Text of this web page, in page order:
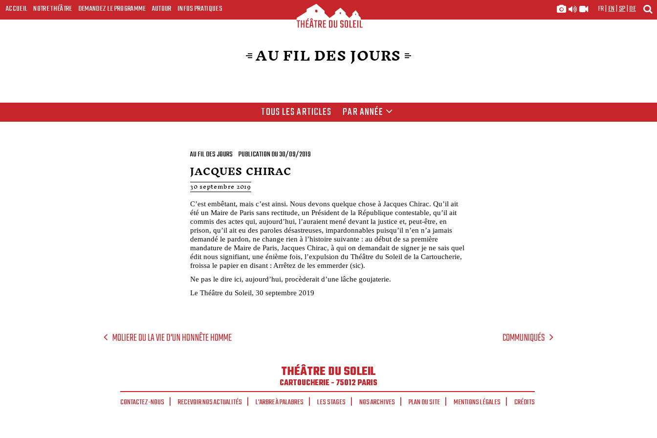
ACCUEIL NOTRE THÉÂTRE DEMANDEZ LE PROGRAMME AUTOUR INFOS PRATIQUES FR|EN|SP|DE
AU FIL DES JOURS
TOUS LES ARTICLES PAR ANNÉE
AU FIL DES JOURS PUBLICATION DU 30/09/2019
JACQUES CHIRAC
30 septembre 2019
C’est embêtant, mais c’est ainsi. Nous devons quelque chose à Jacques Chirac. Qu’il ait
été un Maire de Paris sans rectitude, un Président de la République contestable, qu’il ait
commis des actes qui, aujourd’hui, l’auraient mené devant la justice et, peut-être, en
prison, qu’il ait eu des paroles désastreuses, impardonnables puisqu’il n’en n’a jamais
demandé le pardon, ne change rien à l’histoire suivante : au début de sa première
mandature de Maire de Paris, Jacques Chirac, à qui on demandait de signer je ne sais quel
édit nous signifiant, une énième fois, l’expulsion du Théâtre du Soleil de la Cartoucherie,
froissa le papier en disant : Arrêtez de les emmerder (sic).
Ne pas le dire ici, aujourd’hui, procèderait d’une lâche goujaterie.
Le Théâtre du Soleil, 30 septembre 2019
MOLIERE OU LA VIE D'UN HONNÊTE HOMME COMMUNIQUÉS
THÉÂTRE DU SOLEIL
CARTOUCHERIE - 75012 PARIS
CONTACTEZ-NOUS
RECEVOIR NOS ACTUALITÉS L'ARBRE À PALABRES LES STAGES NOS ARCHIVES PLAN DU SITE MENTIONS LÉGALES CRÉDITS